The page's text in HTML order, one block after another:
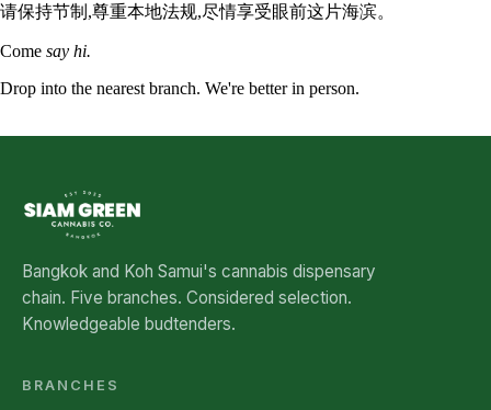
请保持节制,尊重本地法规,尽情享受眼前这片海滨。
Come say hi.
Drop into the nearest branch. We're better in person.
Bangkok and Koh Samui's cannabis dispensary
chain. Five branches. Considered selection.
Knowledgeable budtenders.
BRANCHES